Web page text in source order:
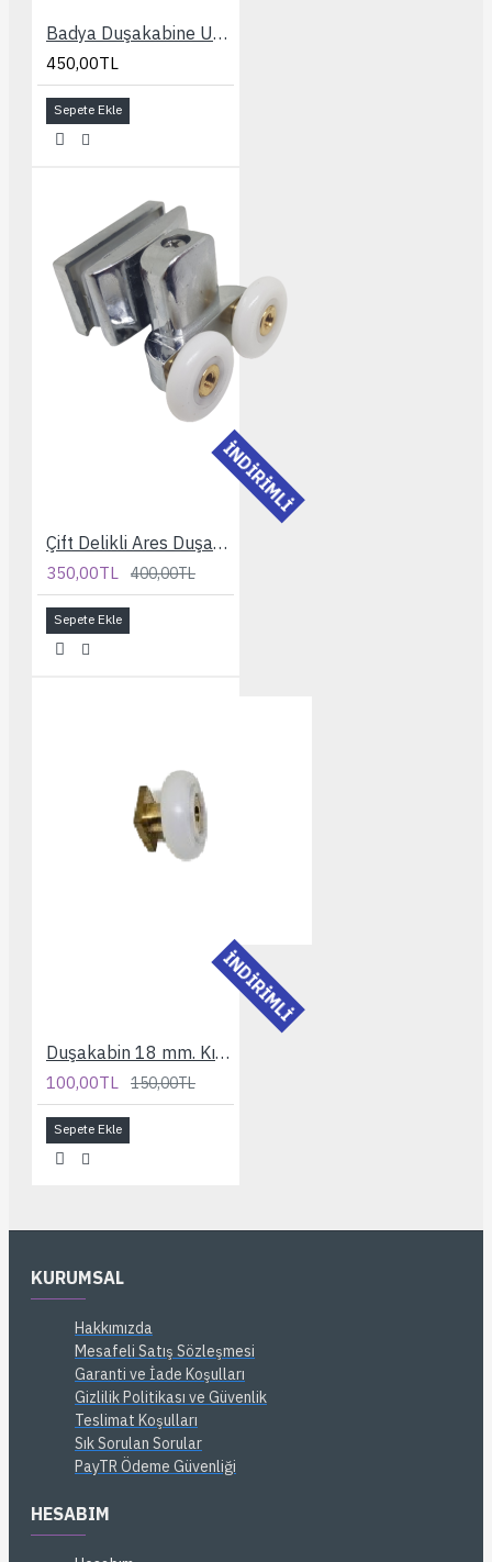
Badya Duşakabine Uyumlu Slot Ayarlı 24 mm. Rulman
450,00TL
Sepete Ekle
İNDİRİMLİ
Çift Delikli Ares Duşakabin Rulmanı
350,00TL 400,00TL
Sepete Ekle
İNDİRİMLİ
Duşakabin 18 mm. Kısa Bilyelı Rulman
100,00TL 150,00TL
Sepete Ekle
KURUMSAL
Hakkımızda
Mesafeli Satış Sözleşmesi
Garanti ve İade Koşulları
Gizlilik Politikası ve Güvenlik
Teslimat Koşulları
Sık Sorulan Sorular
PayTR Ödeme Güvenliği
HESABIM